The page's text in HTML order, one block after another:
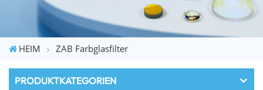
HEIM ZAB Farbglasfilter
PRODUKTKATEGORIEN